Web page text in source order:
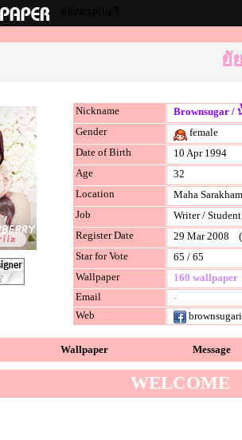
ยั
Nickname
Brownsugar /
Gender
female
Date of Birth
10 Apr 1994
Age
32
Location
Maha Sarakham
Job
Writer / Student
Register Date
29 Mar 2008
Star for Vote
65 / 65
Wallpaper
160 wallpaper
Email
-
Web
Wallpaper Message
WELCOME